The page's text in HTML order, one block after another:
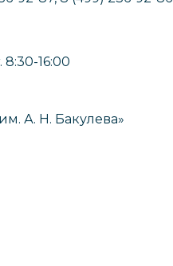
8:30-16:00
А. Н. Бакулева»